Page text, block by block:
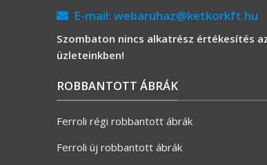
E-mail: webaruhaz@ketkorkft.hu
Szombaton nincs alkatrész értékesítés
üzleteinkben!
ROBBANTOTT ÁBRÁK
Ferroli régi robbantott ábrák
Ferroli új robbantott ábrák